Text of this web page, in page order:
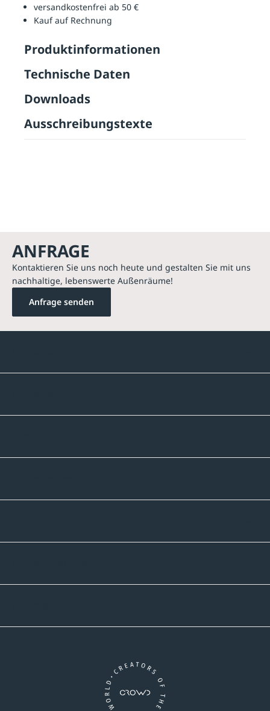
versandkostenfrei ab 50 €
Kauf auf Rechnung
Produktinformationen
Technische Daten
Downloads
Ausschreibungstexte
ANFRAGE
Kontaktieren Sie uns noch heute und gestalten Sie mit uns
nachhaltige, lebenswerte Außenräume!
Anfrage senden